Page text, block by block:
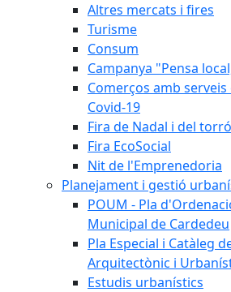
Altres mercats i fires
Turisme
Consum
Campanya "Pensa
Comerços amb serveis
Covid-19
Fira de Nadal i del
Fira EcoSocial
Nit de l'Emprenedoria
Planejament i gestió
POUM - Pla
Municipal de Cardedeu
Pla Especial i Catàleg
Arquitectònic i
Estudis urbanístics